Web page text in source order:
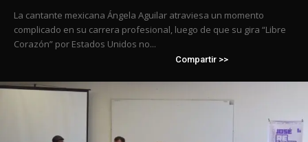
La cantante mexicana Ángela Aguilar atraviesa un momento
complicado en su carrera profesional, luego de que su gira “Libre
Corazón” por Estados Unidos no...
Compartir >>